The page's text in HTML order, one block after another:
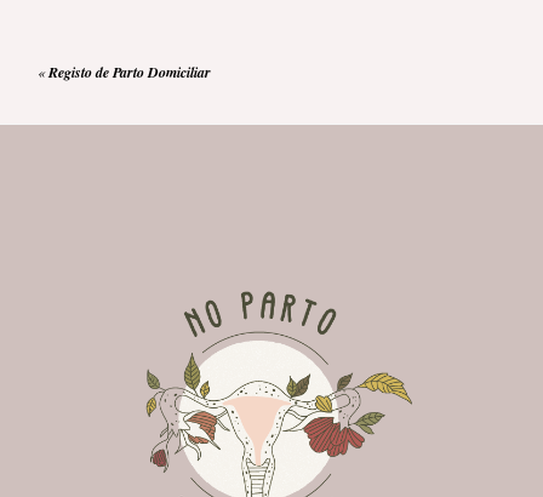
«Registo de Parto Domiciliar